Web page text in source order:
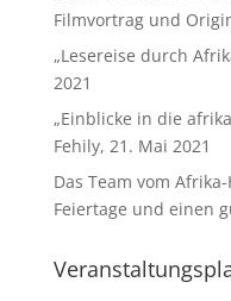
Filmvortrag und
„Lesereise durch
2021
„Einblicke in die
Fehily, 21. Mai 2021
Das Team vom
Feiertage und einen